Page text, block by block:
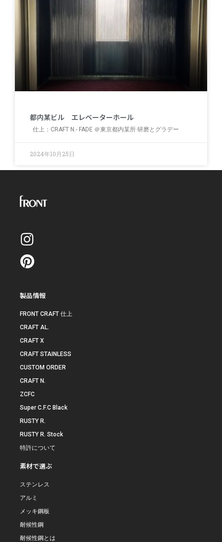
都内某ビル エレベーターホール
仕上：CRAFT N.- FADE ＠東京都内某所 研磨とグラデー
2024年10月25日
製品情報
FRONT CRAFT 仕上
CRAFT AL.
CRAFT X
CRAFT STAINLESS
CUSTOM ORDER
CRAFT N.
ZCFC
Super C.F.C Black
RUSTY R.
RUSTY R. Stock
特許について
素材で選ぶ
ステンレス
アルミ
メッキ鋼板
耐候性鋼
耐候性鋼とは